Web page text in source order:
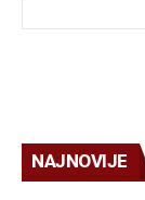
NAJNOVIJE